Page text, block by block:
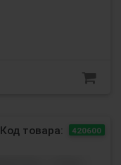
Код товара: 420600